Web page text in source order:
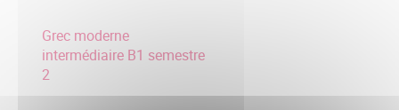
Grec moderne
intermédiaire B1 semestre
2